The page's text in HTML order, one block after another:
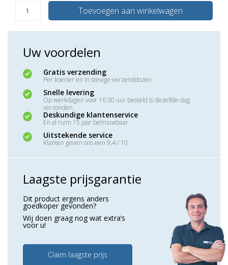
Toevoegen aan winkelwagen
Uw voordelen
Gratis verzending
Per koerier en in stevige verzenddozen
Snelle levering
Op werkdagen voor 16:30 uur besteld is dezelfde dag
verzonden
Deskundige klantenservice
En al ruim 15 jaar betrouwbaar
Uitstekende service
Klanten geven ons een 9,4 / 10
Laagste prijsgarantie
Dit product ergens anders
goedkoper gevonden?
Wij doen graag nog wat extra’s
voor u!
Claim laagste prijs